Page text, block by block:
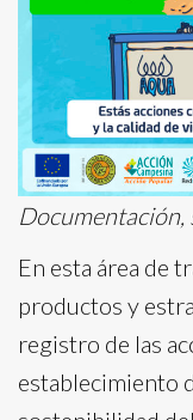
En esta área de
productos y
registro de las
establecimiento